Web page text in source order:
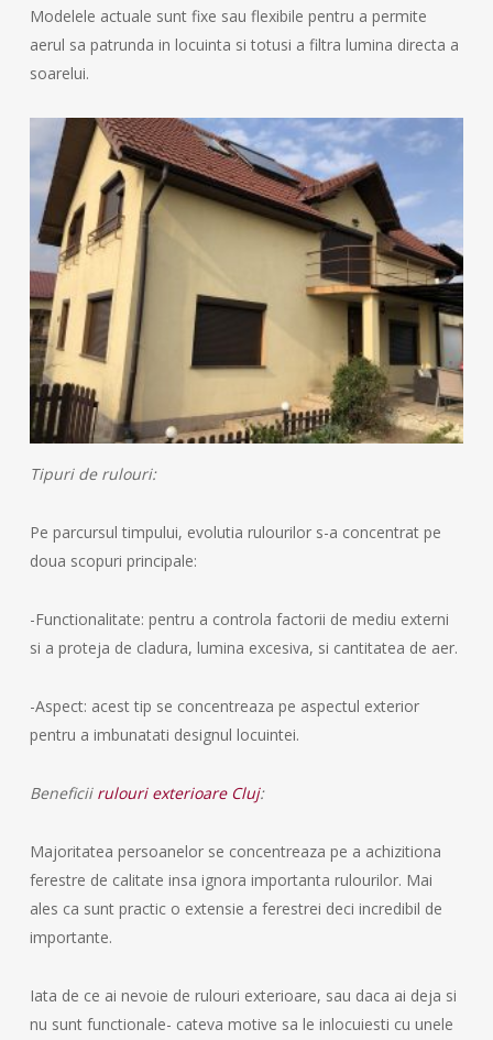
Modelele actuale sunt fixe sau flexibile pentru a permite
aerul sa patrunda in locuinta si totusi a filtra lumina directa a
soarelui.
Tipuri de rulouri:
Pe parcursul timpului, evolutia rulourilor s-a concentrat pe
doua scopuri principale:
-Functionalitate: pentru a controla factorii de mediu externi
si a proteja de cladura, lumina excesiva, si cantitatea de aer.
-Aspect: acest tip se concentreaza pe aspectul exterior
pentru a imbunatati designul locuintei.
Beneficii rulouri exterioare Cluj:
Majoritatea persoanelor se concentreaza pe a achizitiona
ferestre de calitate insa ignora importanta rulourilor. Mai
ales ca sunt practic o extensie a ferestrei deci incredibil de
importante.
Iata de ce ai nevoie de rulouri exterioare, sau daca ai deja si
nu sunt functionale- cateva motive sa le inlocuiesti cu unele